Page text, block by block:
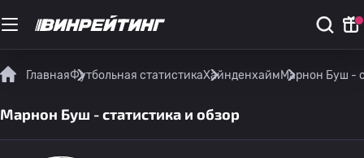
ГлавнаяФутбольная статистикаХайнденхаймМарнон Буш -
Марнон Буш - статистика и обзор